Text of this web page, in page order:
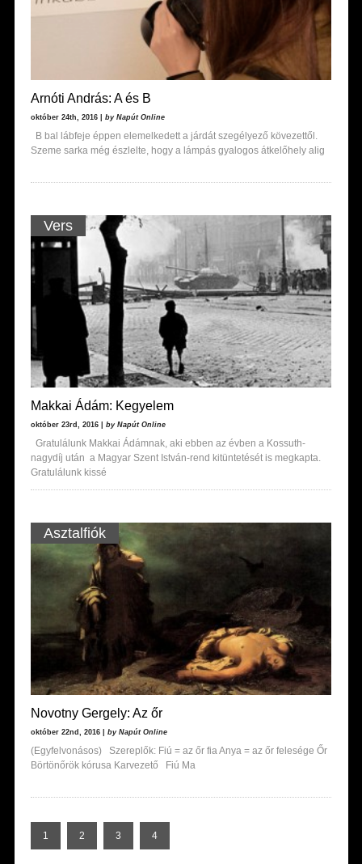
Arnóti András: A és B
október 24th, 2016 | by Napút Online
B bal lábfeje éppen elemelkedett a járdát szegélyező kövezettől.
Szeme sarka még észlelte, hogy a lámpás gyalogos átkelőhely alig
Vers
Makkai Ádám: Kegyelem
október 23rd, 2016 | by Napút Online
Gratulálunk Makkai Ádámnak, aki ebben az évben a Kossuth-
nagydíj után a Magyar Szent István-rend kitüntetését is megkapta.
Gratulálunk kissé
Asztalfiók
Novotny Gergely: Az őr
október 22nd, 2016 | by Napút Online
(Egyfelvonásos) Szereplők: Fiú = az őr fia Anya = az őr felesége Őr
Börtönőrök kórusa Karvezető Fiú Ma
1 2 3 4